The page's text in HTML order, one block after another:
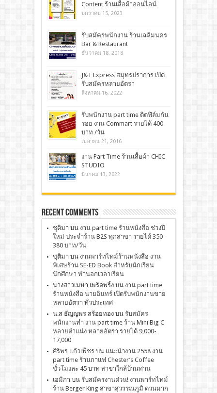
Content ร้านเสื้อผ้าออนไลน์
มกราคม 15, 2023
รับสมัครพนักงาน ร้านเฉลิมนคร
Bar & Restaurant
ธันวาคม 18, 2018
J&T Express สมุทรปราการ เปิด
รับสมัครหลายอัตรา
สิงหาคม 16, 2022
รับพนักงาน part time ติดฟิล์มกัน
รอย งาน Commart รายได้ 400
บาท /วัน
เมษายน 21, 2016
งาน Part Time ร้านเสื้อผ้า CHIC
STUDIO
มีนาคม 13, 2022
Recent Comments
ชุติมา บน งาน part time ร้านหนังสือ ช่วงปี
ใหม่ ประจำร้าน B2S ทุกสาขา รายได้ 350-
380 บาท/วัน
ชุติมา บน งานพาร์ทไทม์ร้านหนังสือ งาน
พิเศษร้าน SE-ED Book สำหรับนักเรียน
นักศึกษา ทำนอกเวลาเรียน
นางสาวเมษา เพริดพริ้งบน งาน part time
ร้านหนังสือ นายอินทร์ เปิดรับพนักงานขาย
หลายอัตรา ทั่วประเทศ
น.ส ธัญญพร สร้อยทองบน รับสมัคร
พนักงานทำ งาน part time ร้าน Mini Big C
หลายตำแน่ง หลายอัตรา รายได้ 9,000-
17,000
ศิริพร แก้วเพ็ชรบน เเนะนำงาน 2558 งาน
part time ร้านกาแฟ Chester’s Coffee
ชั่วโมงละ 45 บาท สาขาใกล้บ้านท่าน
เอมิกา บน รับสมัครงานด่วน! งานพาร์ทไทม์
ร้าน Berger King สาขาสุวรรณภูมิ ด่วนมาก